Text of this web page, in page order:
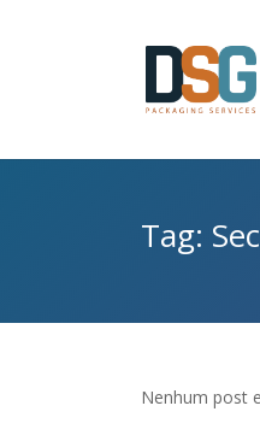
Tag:
Nenhum post